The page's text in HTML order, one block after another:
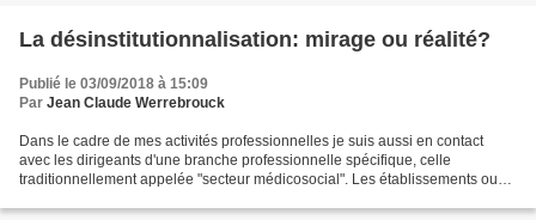
La désinstitutionnalisation: mirage ou réalité?
Publié le 03/09/2018 à 15:09
Par Jean Claude Werrebrouck
Dans le cadre de mes activités professionnelles je suis aussi en contact
avec les dirigeants d'une branche professionnelle spécifique, celle
traditionnellement appelée "secteur médicosocial". Les établissements ou